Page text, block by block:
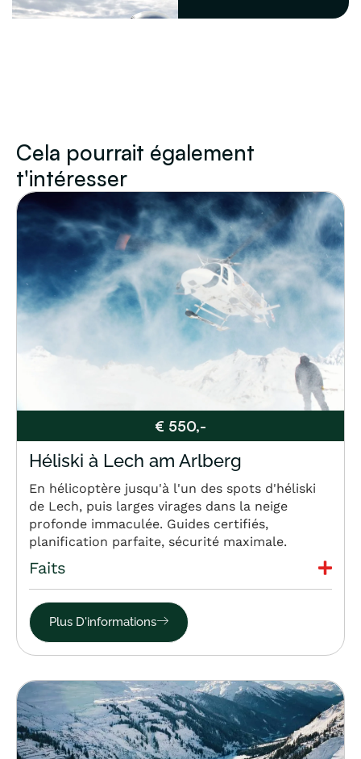
Cela pourrait également
t'intéresser
€ 550,-
Héliski à Lech am Arlberg
En hélicoptère jusqu'à l'un des spots d'héliski
de Lech, puis larges virages dans la neige
profonde immaculée. Guides certifiés,
planification parfaite, sécurité maximale.
Faits
Plus D'informations